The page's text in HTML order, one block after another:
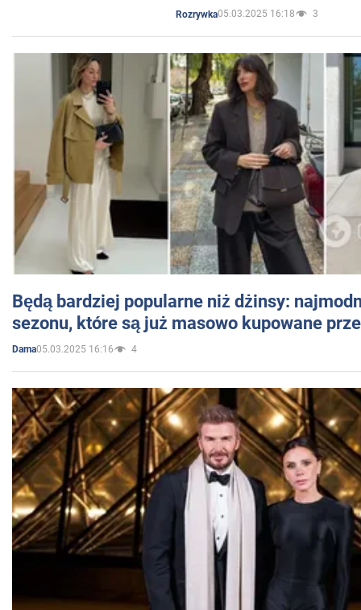
Rozrywka05.03.2025 16:18 3
Będą bardziej popularne niż dżinsy:
sezonu, które są już masowo kupowane
Dama05.03.2025 16:16 4